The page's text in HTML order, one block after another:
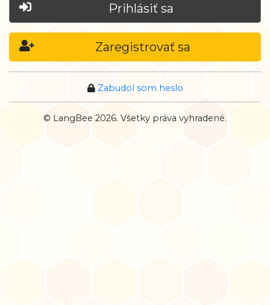
Prihlásiť sa
Zaregistrovať sa
Zabudol som heslo
© LangBee 2026. Všetky práva vyhradené.